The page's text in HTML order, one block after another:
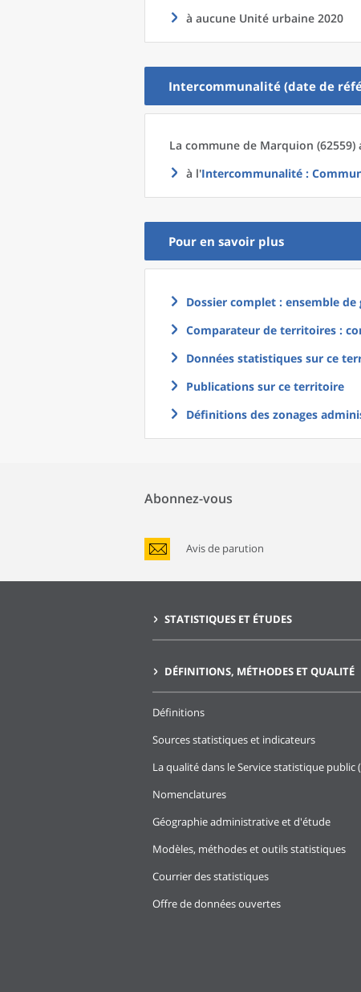
à aucune Unité urbaine 2020
Intercommunalité (date de
La commune de Marquion
à l'Intercommunalité :
Pour en savoir plus
Dossier complet : ensemble
Comparateur de territoires :
Données statistiques sur ce
Publications sur ce territoire
Définitions des zonages
Abonnez-vous
Avis de parution
STATISTIQUES ET ÉTUDES
DÉFINITIONS, MÉTHODES ET QUALITÉ
Définitions
Sources statistiques et indicateurs
La qualité dans le Service statistique public
Nomenclatures
Géographie administrative et d'étude
Modèles, méthodes et outils statistiques
Courrier des statistiques
Offre de données ouvertes